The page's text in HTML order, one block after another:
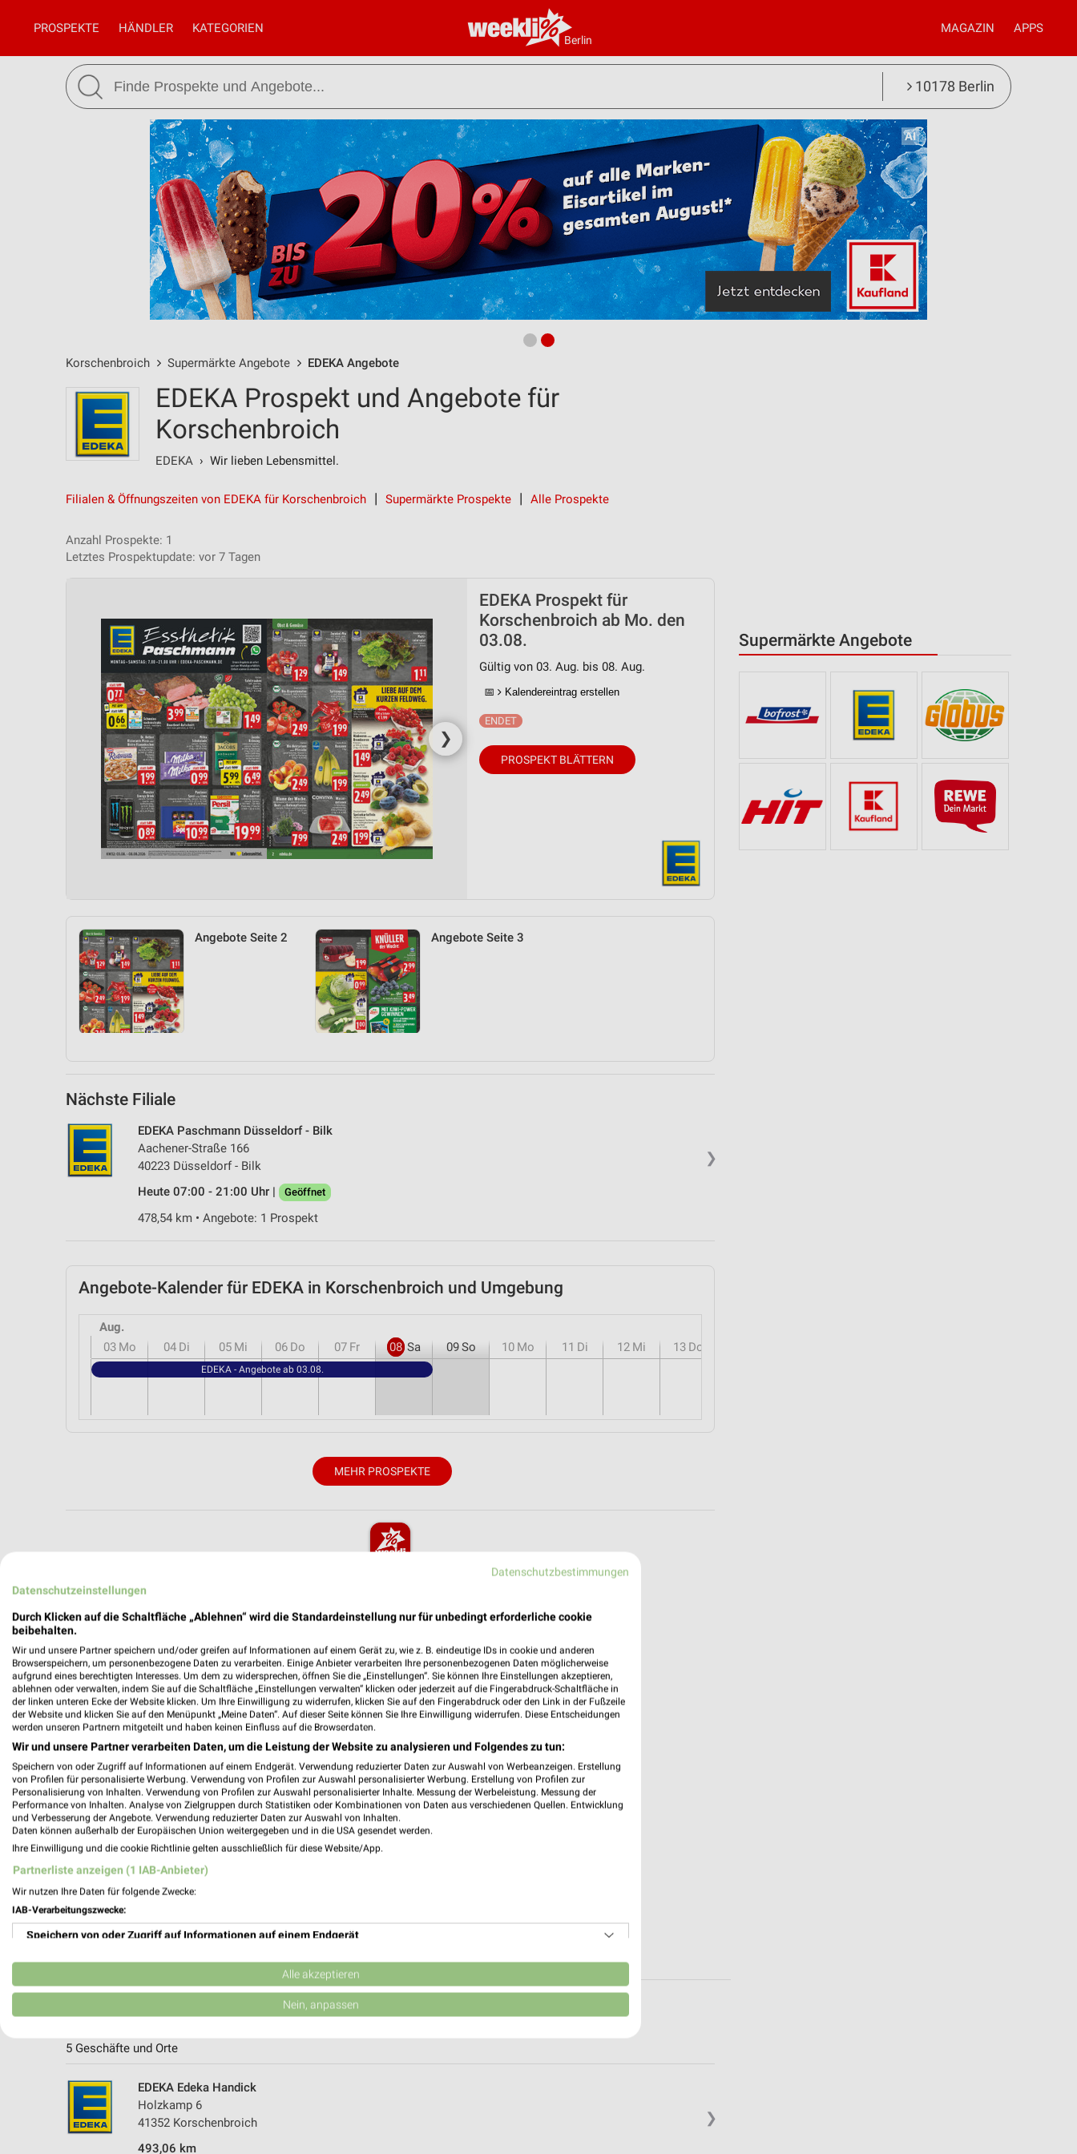
Berlin
PROSPEKTE HÄNDLER KATEGORIEN MAGAZIN APPS
10178 Berlin
Korschenbroich Supermärkte Angebote EDEKA Angebote
Supermärkte Angebote
EDEKA Prospekt und Angebote für
Korschenbroich
EDEKA › Wir lieben Lebensmittel.
Filialen & Öffnungszeiten von EDEKA für Korschenbroich Supermärkte Prospekte Alle Prospekte
Anzahl Prospekte: 1
Letztes Prospektupdate: vor 7 Tagen
❯
EDEKA Prospekt für
Korschenbroich ab Mo. den
03.08.
Gültig von 03. Aug. bis 08. Aug.
📅 Kalendereintrag erstellen
PROSPEKT BLÄTTERN
Angebote Seite 2 Angebote Seite 3
Nächste Filiale
❯
EDEKA Paschmann Düsseldorf - Bilk
Aachener-Straße 166
40223 Düsseldorf - Bilk
Heute 07:00 - 21:00 Uhr |
Geöffnet
478,54 km • Angebote: 1 Prospekt
Angebote-Kalender für EDEKA in Korschenbroich und Umgebung
Aug.
03 Mo 04 Di 05 Mi 06 Do 07 Fr 08 Sa 09So 10 Mo 11 Di 12 Mi 13 Do
EDEKA - Angebote ab 03.08.
MEHR PROSPEKTE
weekli - Prospekte & Angebote App
Alle EDEKA Angebote immer griffbereit – mit der kostenlosen weekli App für iOS & Android.
✔Standortgenaue Angebote
✔Folge deinem Lieblingshändler
✔Push-Benachrichtigungen bei neuen Prospekten
✔Einkaufsliste - Einkauf stressfrei planen
Nutze weekli auch mobil – App jetzt laden oder QR-Code scannen.
Weitere EDEKA Geschäfte mit Angeboten in und um Korschenbroich
5 Geschäfte und Orte
❯
EDEKA Edeka Handick
Holzkamp 6
41352 Korschenbroich
493,06 km
Datenschutzbestimmungen
Datenschutzeinstellungen
Durch Klicken auf die Schaltfläche „Ablehnen“ wird die Standardeinstellung nur für unbedingt erforderliche cookie
beibehalten.
Wir und unsere Partner speichern und/oder greifen auf Informationen auf einem Gerät zu, wie z. B. eindeutige IDs in cookie und anderen
Browserspeichern, um personenbezogene Daten zu verarbeiten. Einige Anbieter verarbeiten Ihre personenbezogenen Daten möglicherweise
aufgrund eines berechtigten Interesses. Um dem zu widersprechen, öffnen Sie die „Einstellungen“. Sie können Ihre Einstellungen akzeptieren,
ablehnen oder verwalten, indem Sie auf die Schaltfläche „Einstellungen verwalten“ klicken oder jederzeit auf die Fingerabdruck-Schaltfläche in
der linken unteren Ecke der Website klicken. Um Ihre Einwilligung zu widerrufen, klicken Sie auf den Fingerabdruck oder den Link in der Fußzeile
der Website und klicken Sie auf den Menüpunkt „Meine Daten“. Auf dieser Seite können Sie Ihre Einwilligung widerrufen. Diese Entscheidungen
werden unseren Partnern mitgeteilt und haben keinen Einfluss auf die Browserdaten.
Wir und unsere Partner verarbeiten Daten, um die Leistung der Website zu analysieren und Folgendes zu tun:
Speichern von oder Zugriff auf Informationen auf einem Endgerät. Verwendung reduzierter Daten zur Auswahl von Werbeanzeigen. Erstellung
von Profilen für personalisierte Werbung. Verwendung von Profilen zur Auswahl personalisierter Werbung. Erstellung von Profilen zur
Personalisierung von Inhalten. Verwendung von Profilen zur Auswahl personalisierter Inhalte. Messung der Werbeleistung. Messung der
Performance von Inhalten. Analyse von Zielgruppen durch Statistiken oder Kombinationen von Daten aus verschiedenen Quellen. Entwicklung
und Verbesserung der Angebote. Verwendung reduzierter Daten zur Auswahl von Inhalten.
Daten können außerhalb der Europäischen Union weitergegeben und in die USA gesendet werden.
Ihre Einwilligung und die cookie Richtlinie gelten ausschließlich für diese Website/App.
Partnerliste anzeigen (1 IAB-Anbieter)
Wir nutzen Ihre Daten für folgende Zwecke:
IAB-Verarbeitungszwecke:
Speichern von oder Zugriff auf Informationen auf einem Endgerät
Verwendung reduzierter Daten zur Auswahl von Werbeanzeigen
Erstellung von Profilen für personalisierte Werbung
Verwendung von Profilen zur Auswahl personalisierter Inhalte
Messung der Werbeleistung
Alle akzeptieren
Nein, anpassen